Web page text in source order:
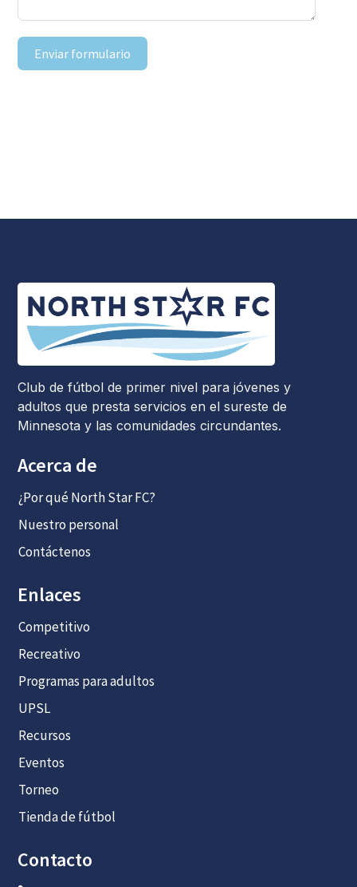
Enviar formulario
Club de fútbol de primer nivel para jóvenes y
adultos que presta servicios en el sureste de
Minnesota y las comunidades circundantes.
Acerca de
¿Por qué North Star FC?
Nuestro personal
Contáctenos
Enlaces
Competitivo
Recreativo
Programas para adultos
UPSL
Recursos
Eventos
Torneo
Tienda de fútbol
Contacto